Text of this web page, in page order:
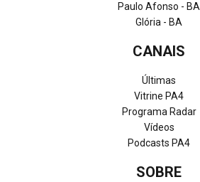
Paulo Afonso - BA
Glória - BA
CANAIS
Últimas
Vitrine PA4
Programa Radar
Vídeos
Podcasts PA4
SOBRE